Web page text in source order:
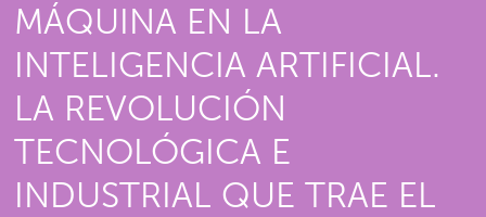
MÁQUINA EN LA
INTELIGENCIA ARTIFICIAL.
LA REVOLUCIÓN
TECNOLÓGICA E
INDUSTRIAL QUE TRAE EL